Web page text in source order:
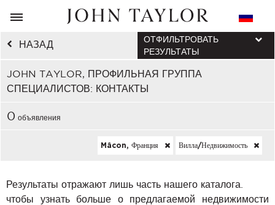
НАЗАД
JOHN TAYLOR, ПРОФИЛЬНАЯ ГРУППА
СПЕЦИАЛИСТОВ: КОНТАКТЫ
ОТФИЛЬТРОВАТЬ
РЕЗУЛЬТАТЫ
0 объявления
Mâcon, Франция Вилла/недвижимость
Результаты отражают лишь часть нашего каталога.
чтобы узнать больше о предлагаемой недвижимости